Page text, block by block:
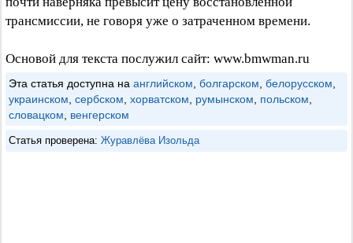
трансмиссии, не говоря уже о затраченном времени.
Основой для текста послужил сайт: www.bmwman.ru
Эта статья доступна на английском болгарском белорусском
украинском сербском хорватском румынском польском
словацком
венгерском
Статья проверена: Журавлёва Изольда